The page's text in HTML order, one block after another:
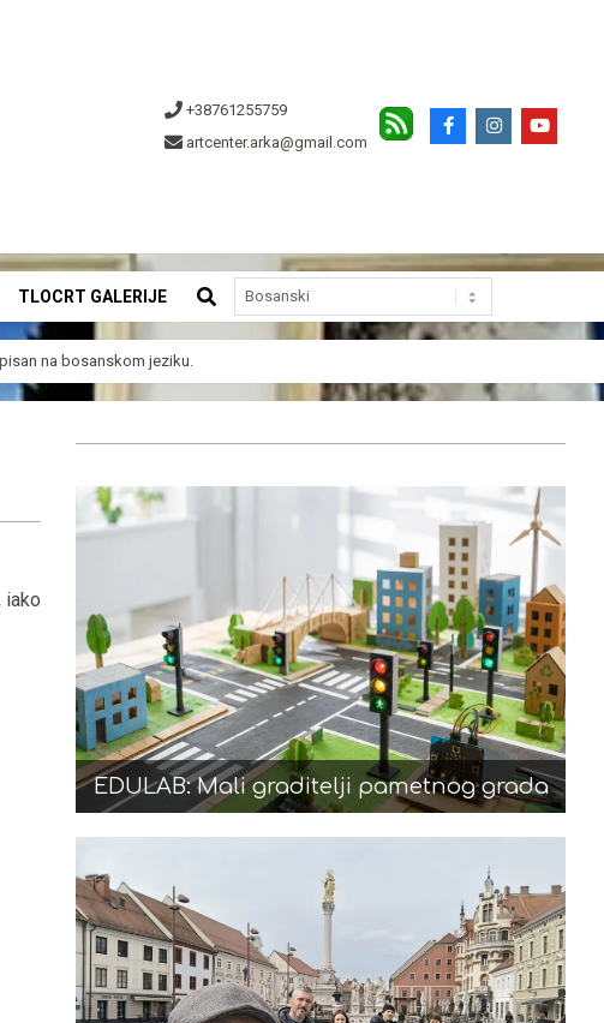
+38761255759
artcenter.arka@gmail.com
TLOCRT GALERIJE SEARCH
na bosanskom jeziku.
iako
EDULAB: Mali graditelji pametnog grada